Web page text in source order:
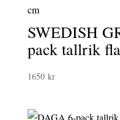
SWEDISH
pack tallrik
1650 kr